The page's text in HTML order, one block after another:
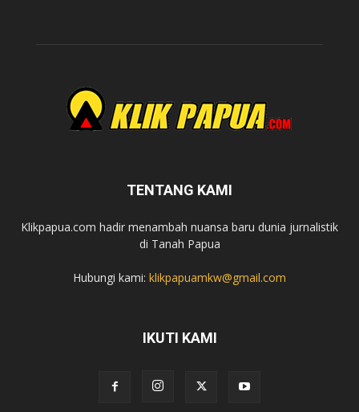
TENTANG KAMI
Klikpapua.com hadir menambah nuansa baru dunia jurnalistik
di Tanah Papua
Hubungi kami: klikpapuamkw@gmail.com
IKUTI KAMI